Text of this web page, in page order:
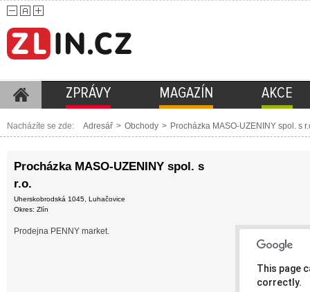
ZPRÁVY MAGAZÍN AKCE
Nacházíte se zde: Adresář > Obchody > Procházka MASO-UZENINY spol. s
Procházka MASO-UZENINY spol. s
r.o.
Uherskobrodská 1045, Luhačovice
Okres: Zlín
Prodejna PENNY market.
This page
correctly.